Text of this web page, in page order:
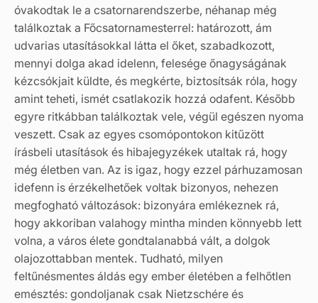
óvakodtak le a csatornarendszerbe, néhanap még
találkoztak a Főcsatornamesterrel: határozott, ám
udvarias utasításokkal látta el őket, szabadkozott,
mennyi dolga akad idelenn, felesége őnagyságának
kézcsókjait küldte, és megkérte, biztosítsák róla, hogy
amint teheti, ismét csatlakozik hozzá odafent. Később
egyre ritkábban találkoztak vele, végül egészen nyoma
veszett. Csak az egyes csomópontokon kitűzött
írásbeli utasítások és hibajegyzékek utaltak rá, hogy
még életben van. Az is igaz, hogy ezzel párhuzamosan
idefenn is érzékelhetőek voltak bizonyos, nehezen
megfogható változások: bizonyára emlékeznek rá,
hogy akkoriban valahogy mintha minden könnyebb lett
volna, a város élete gondtalanabbá vált, a dolgok
olajozottabban mentek. Tudható, milyen
feltűnésmentes áldás egy ember életében a felhőtlen
emésztés: gondoljanak csak Nietzschére és